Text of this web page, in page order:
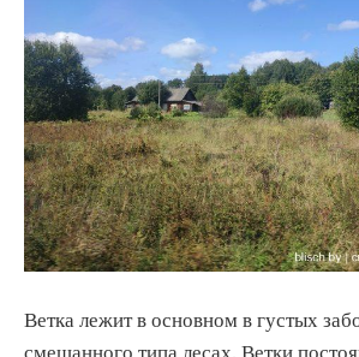
Ветка лежит в основном в густых